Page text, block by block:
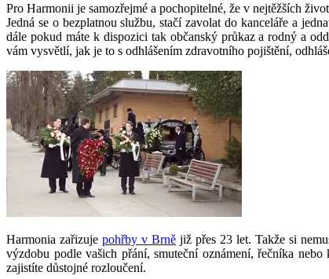
Pro Harmonii je samozřejmé a pochopitelné, že v nejtěžších
Jedná se o bezplatnou službu, stačí zavolat do kanceláře a
dále pokud máte k dispozici tak občanský průkaz a rodný a
vám vysvětlí, jak je to s odhlášením zdravotního pojištění,
Harmonia zařizujepohřby v Brně již přes 23 let. Takže si
výzdobu podle vašich přání, smuteční oznámení, řečníka
zajistíte důstojné rozloučení.